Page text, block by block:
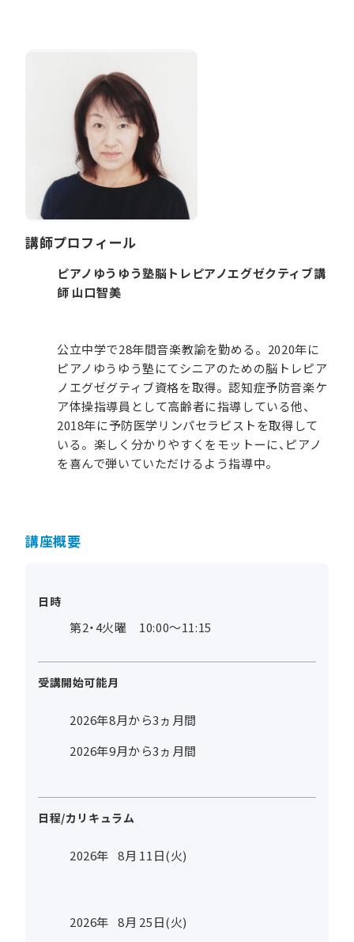
講師プロフィール
ピアノゆうゆう塾脳トレピアノエグゼクティブ講
師 山口智美
公立中学で28年間音楽教諭を勤める。2020年に
ピアノゆうゆう塾にてシニアのための脳トレピア
ノエグゼグティブ資格を取得。認知症予防音楽ケ
ア体操指導員として高齢者に指導している他、
2018年に予防医学リンパセラピストを取得して
いる。楽しく分かりやすくをモットーに、ピアノ
を喜んで弾いていただけるよう指導中。
講座概要
日時
第2・4火曜 10:00～11:15
受講開始可能月
2026年8月から3ヵ月間
2026年9月から3ヵ月間
日程/カリキュラム
2026年 8月 11日(火)
2026年 8月 25日(火)